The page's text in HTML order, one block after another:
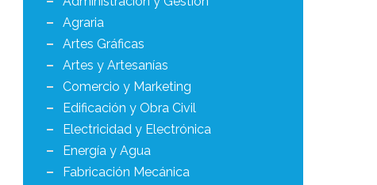
Agraria
Artes Gráficas
Artes y Artesanías
Comercio y Marketing
Edificación y Obra Civil
Electricidad y Electrónica
Energía y Agua
Fabricación Mecánica